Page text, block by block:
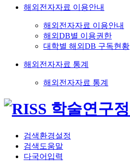
해외전자자료 이용안내
해외전자자료 이용안내
해외DB별 이용권한
대학별 해외DB 구독현황
해외전자자료 통계
해외전자자료 통계
검색환경설정
검색도움말
다국어입력